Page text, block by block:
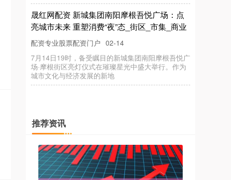
晟红网配资 新城集团南阳摩根吾悦广场：点
亮城市未来 重塑消费“夜”态_街区_市集_商业
配资专业股票配资门户 02-14
7月14日19时，备受瞩目的新城集团南阳摩根吾悦广
场·摩根街区亮灯仪式在璀璨星光中盛大举行。作为
城市文化与经济发展的新地
推荐资讯